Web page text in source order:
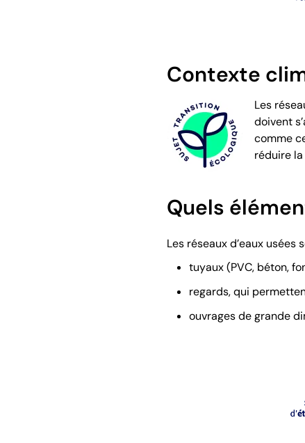
Contexte
Les
doivent
comme
réduire
Quels
Les réseaux d’eaux usées
tuyaux (PVC, béton,
regards, qui
ouvrages de grande